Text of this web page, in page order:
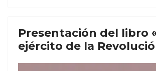
Presentación del libro
ejército de la